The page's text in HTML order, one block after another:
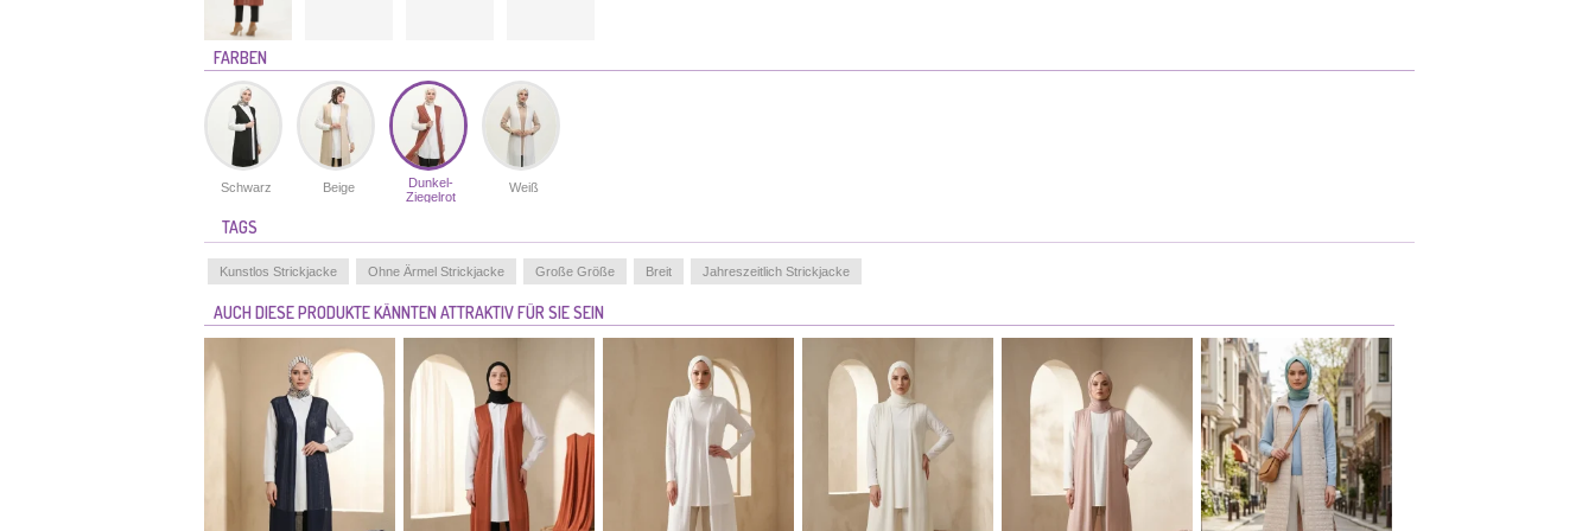
HIPS: 98, WAIST: 66,CHEST: 90,HEIGHT
WEIGHT: 59
FARBEN
Schwarz Beige
Dunkel-
Ziegelrot
Weiß
TAGS
Kunstlos Strickjacke Ohne Ärmel Strickjacke Große Größe Breit Jahreszeitlich Strickjacke
AUCH DIESE PRODUKTE KÄNNTEN ATTRAKTIV FÜR SIE SEIN